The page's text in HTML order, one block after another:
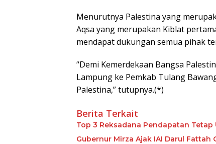
Menurutnya Palestina yang
Aqsa yang merupakan Kiblat
mendapat dukungan semua pihak
“Demi Kemerdekaan Bangsa
Lampung ke Pemkab Tulang
Palestina,” tutupnya.(*)
Berita Terkait
Top 3 Reksadana Pendapatan Tetap
Gubernur Mirza Ajak IAI Darul